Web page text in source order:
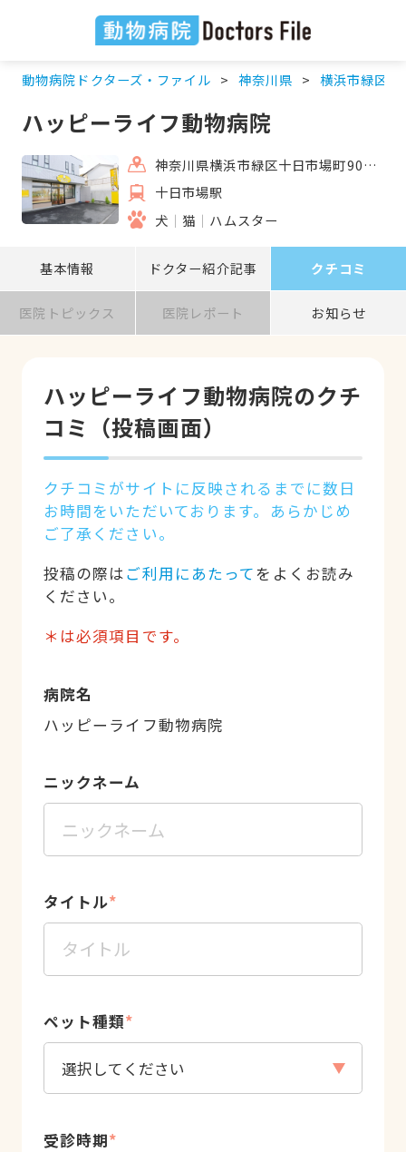
動物病院ドクターズ・ファイル 神奈川県 横浜市緑区
ハッピーライフ動物病院
神奈川県横浜市緑区十日市場町901-6
十日市場駅
犬
猫 ハムスター
基本情報 ドクター紹介記事 クチコミ
医院トピックス 医院レポート お知らせ
ハッピーライフ動物病院のクチ
コミ（投稿画面）
クチコミがサイトに反映されるまでに数日
お時間をいただいております。あらかじめ
ご了承ください。
投稿の際はご利用にあたってをよくお読み
ください。
＊は必須項目です。
病院名
ハッピーライフ動物病院
ニックネーム
タイトル*
ペット種類*
受診時期*